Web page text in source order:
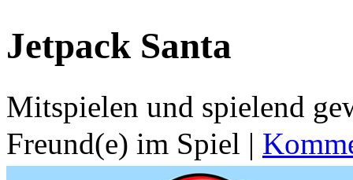
Jetpack Santa
Mitspielen und spielend
Freund(e) im Spiel |